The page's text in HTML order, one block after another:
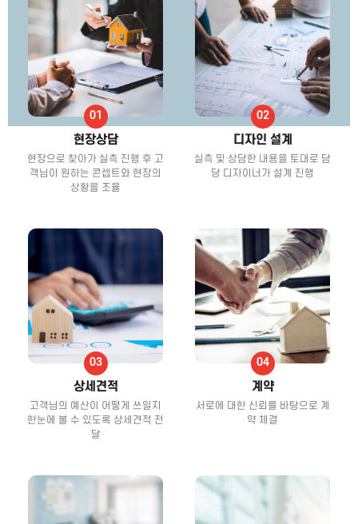
현장상담
현장으로 찾아가 실측 진행 후 고
객님이 원하는 콘셉트와 현장의
상황을 조율
디자인 설계
실측 및 상담한 내용을 토대로 담
당 디자이너가 설계 진행
상세견적
고객님의 예산이 어떻게 쓰일지
한눈에 볼 수 있도록 상세견적 전
달
계약
서로에 대한 신뢰를 바탕으로 계
약 체결